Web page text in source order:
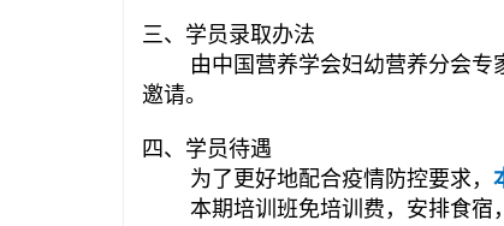
三、学员录取办法
由中国营养学会妇幼营养分会
邀请。
四、学员待遇
为了更好地配合疫情防控要求，
本期培训班免培训费，安排食宿